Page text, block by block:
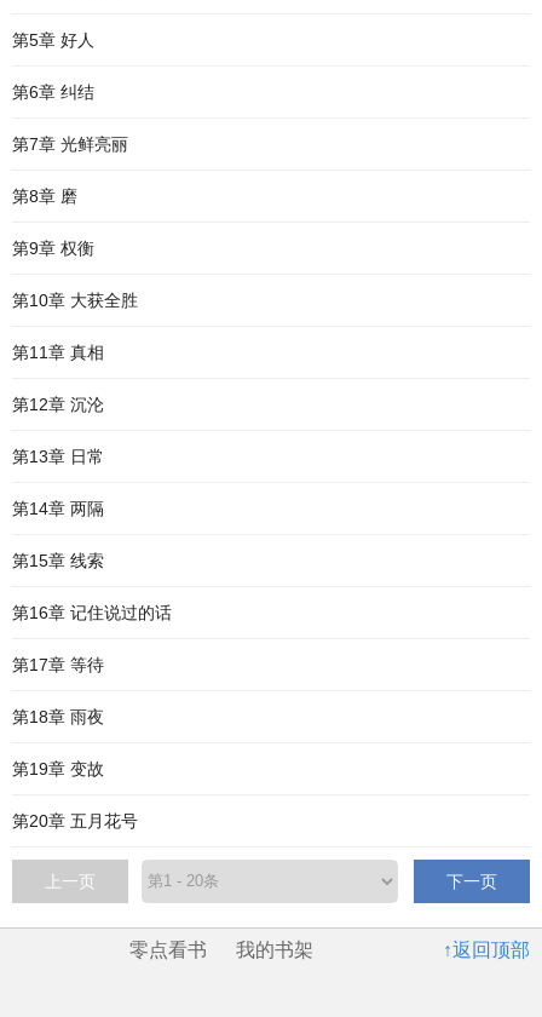
第5章 好人
第6章 纠结
第7章 光鲜亮丽
第8章 磨
第9章 权衡
第10章 大获全胜
第11章 真相
第12章 沉沦
第13章 日常
第14章 两隔
第15章 线索
第16章 记住说过的话
第17章 等待
第18章 雨夜
第19章 变故
第20章 五月花号
上一页 下一页
↑返回顶部
零点看书 我的书架